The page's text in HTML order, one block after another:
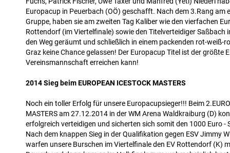
Europacup in Peuerbach (OÖ) geschafft. Nach dem 3.Rang am
Gruppe, haben sie am zweiten Tag Kaliber wie den vierfachen
Rottendorf (im Viertelfinale) sowie den Titelverteidiger Saßbach
den Weg geräumt und schließlich in einem packenden rot-weiß-
Graz keine Chance gelassen! Der Europacup Titel ist der größte
Vereinsmannschaft erreichen kann!
2014 Sieg beim EUROPEAN ICESTOCK MASTERS
Noch ein toller Erfolg für unsere Europacupsieger!!! Beim
MASTERS am 27.12.2014 in der WM Arena Waldkraiburg (D)
erfolgreich verteidigen und sicherten sich somit den 1000 Euro -
Nach dem knappen Sieg in der Qualifikation gegen ESV Jimmy
warfen unsere Burschen im Viertelfinale den EV Rottendorf (K)